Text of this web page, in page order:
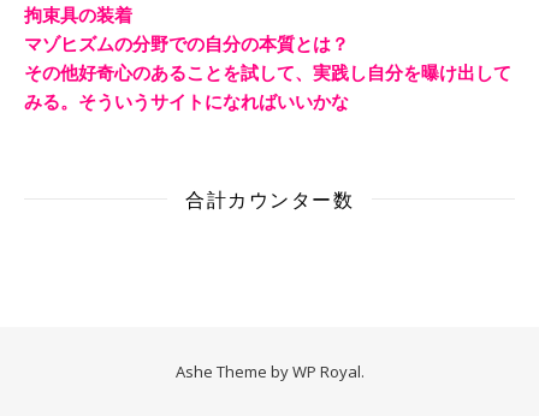
拘束具の装着
マゾヒズムの分野での自分の本質とは？
その他好奇心のあることを試して、実践し自分を曝け出して
みる。そういうサイトになればいいかな
合計カウンター数
Ashe Theme byWP Royal.